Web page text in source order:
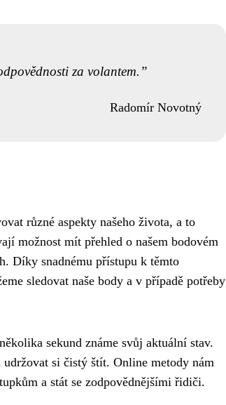
za volantem.
Radomír Novotný
různé aspekty našeho života, a to
možnost mít přehled o našem bodovém
Díky snadnému přístupu k těmto
sledovat naše body a v případě potřeby
sekund známe svůj aktuální stav.
si čistý štít. Online metody nám
a stát se zodpovědnějšími řidiči.